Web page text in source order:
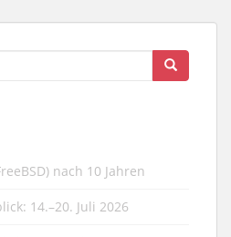
nach 10 Jahren
14.–20. Juli 2026